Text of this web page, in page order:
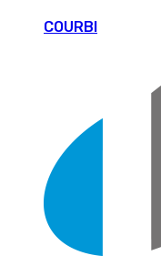
COURBI